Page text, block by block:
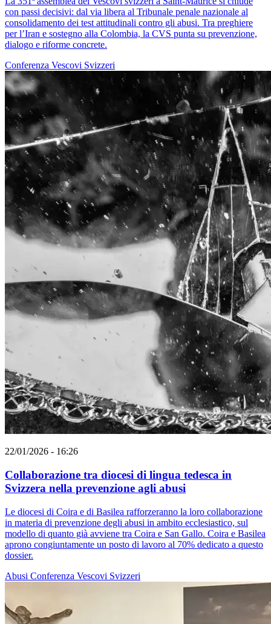
con passi decisivi: dal via libera al Tribunale penale nazionale al
consolidamento dei test attitudinali contro gli abusi. Tra preghiere
per l’Iran e sostegno alla Colombia, la CVS punta su prevenzione,
dialogo e riforme concrete.
Conferenza Vescovi Svizzeri
22/01/2026 - 16:26
Collaborazione tra diocesi di lingua tedesca in
Svizzera nella prevenzione agli abusi
Le diocesi di Coira e di Basilea rafforzeranno la loro collaborazione
in materia di prevenzione degli abusi in ambito ecclesiastico, sul
modello di quanto già avviene tra Coira e San Gallo. Coira e Basilea
aprono congiuntamente un posto di lavoro al 70% dedicato a questo
dossier.
Abusi Conferenza Vescovi Svizzeri